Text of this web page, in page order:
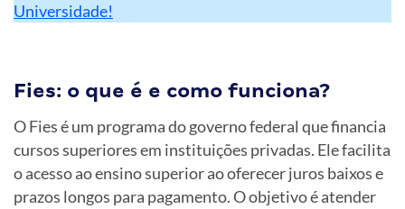
Universidade!
Fies: o que é e como funciona?
O Fies é um programa do governo federal que financia
cursos superiores em instituições privadas. Ele facilita
o acesso ao ensino superior ao oferecer juros baixos e
prazos longos para pagamento. O objetivo é atender